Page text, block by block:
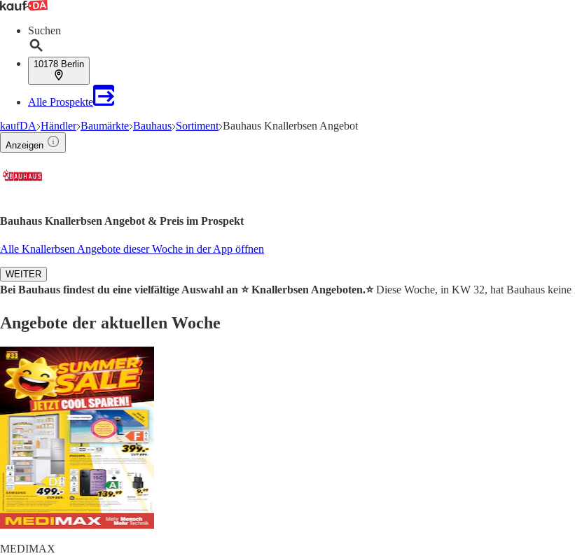
Suchen
10178 Berlin
Alle Prospekte
kaufDA Händler Baumärkte Bauhaus Sortiment Bauhaus Knallerbsen Angebot
Anzeigen
Bauhaus Knallerbsen Angebot & Preis im Prospekt
Alle Knallerbsen Angebote dieser Woche in der App öffnen
WEITER
Bei Bauhaus findest du eine vielfältige Auswahl an ⭐️ Knallerbsen Angeboten.⭐️Diese Woche, in KW 32, hat Bauhaus
Angebote der aktuellen Woche
MEDIMAX